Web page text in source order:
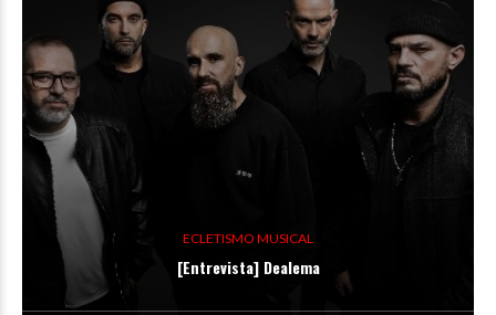
ECLETISMO MUSICAL
[Entrevista] Dealema